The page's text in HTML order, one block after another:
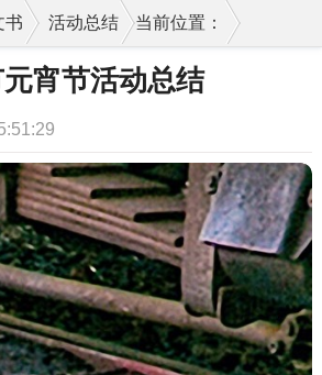
当前位置：
书 活动总结
宵节活动总结